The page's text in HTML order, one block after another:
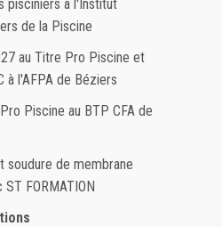
pisciniers à l'Institut
de la Piscine
au Titre Pro Piscine et
à l'AFPA de Béziers
Piscine au BTP CFA de
soudure de membrane
FORMATION